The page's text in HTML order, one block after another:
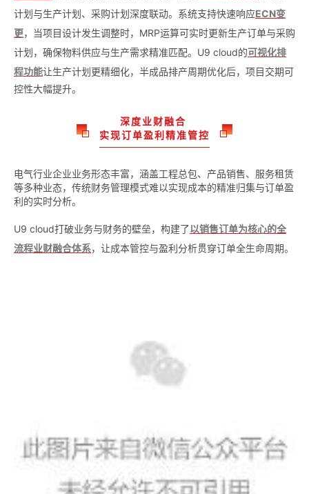
计划与生产计划、采购计划深度联动。系统支持快速响应ECN变
更，当项目设计发生调整时，MRP运算可实时更新生产订单与采购
计划，确保物料供应与生产需求精准匹配。U9 cloud的可视化排
程功能让生产计划更精细化，半成品排产周期优化后，项目交期可
控性大幅提升。
深度业财融合
实现订单盈利精准管控
电气行业企业业务形态丰富，涵盖工程总包、产品销售、服务租赁
等多种业态，传统财务管理模式难以实现成本的精准归集与订单盈
利的实时分析。
U9 cloud打破业务与财务的壁垒，构建了以销售订单为核心的全
流程业财融合体系，让成本管控与盈利分析贯穿订单全生命周期。